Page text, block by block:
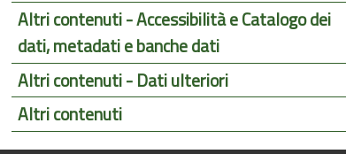
Altri contenuti - Accessibilità e Catalogo dei
dati, metadati e banche dati
Altri contenuti - Dati ulteriori
Altri contenuti